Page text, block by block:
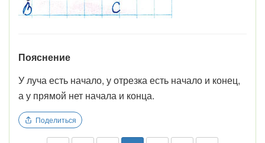
Пояснение
У луча есть начало, у отрезка есть начало и конец,
а у прямой нет начала и конца.
Поделиться